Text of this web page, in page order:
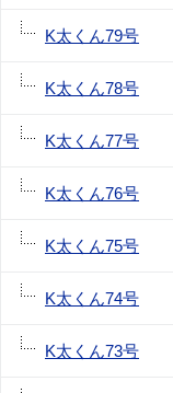
K太くん79号
K太くん78号
K太くん77号
K太くん76号
K太くん75号
K太くん74号
K太くん73号